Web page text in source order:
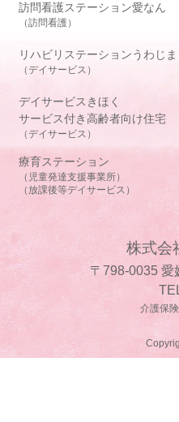
訪問看護ステーション愛なん
（訪問看護）
リハビリステーションうわじま
（デイサービス）
デイサービスきほく
サービス付き高齢者向け住宅
（デイサービス）
療育ステーション
（児童発達支援事業所）
（放課後等デイサービス）
株式会
〒798-0035 愛
介護保